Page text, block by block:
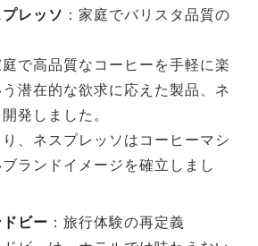
レッソ ：家庭でバリスタ品質の
で高品質なコーヒーを手軽に楽
潜在的な欲求に応えた製品、ネ
発しました。
、ネスプレッソはコーヒーマシ
ランドイメージを確立しまし
ビー ：旅行体験の再定義